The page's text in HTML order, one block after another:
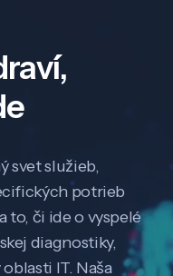
svet služieb,
potrieb
to, či ide o vyspelé
diagnostiky,
IT. Naša